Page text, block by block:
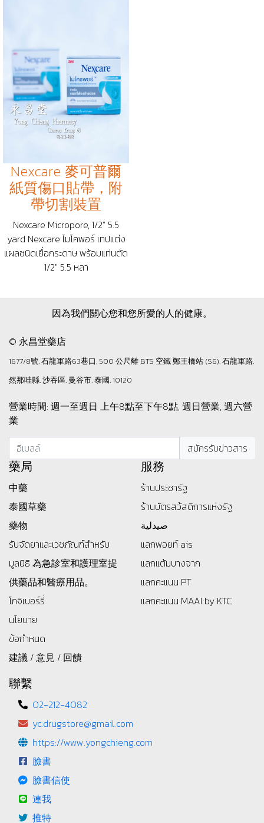
Nexcare 麥可普爾
紙質傷口貼帶，附
帶切割裝置
Nexcare Micropore, 1/2" 5.5
yard Nexcare ไมโคพอร์ เทปแต่ง
แผลชนิดเยื่อกระดาษ พร้อมแท่นตัด
1/2" 5.5 หลา
因為我們關心您和您所愛的人的健康。
© 永昌堂藥店
1677/8號, 石龍軍路63巷口, 500 公尺離 BTS 空鐵 鄭王橋站 (S6), 石龍軍路,
然那哇縣, 沙吞區, 曼谷市, 泰國, 10120
營業時間: 週一至週日 上午8點至下午8點, 週日營業, 週六營
業
藥局
中藥
泰國草藥
藥物
รับจัดยาและเวชภัณฑ์สำหรับ
มูลนิธิ 為急診室和護理室提
供藥品和醫療用品。
โกจิเบอร์รี่
นโยบาย
ข้อกำหนด
建議 / 意見 / 回饋
服務
ร้านประชารัฐ
ร้านบัตรสว้สดิการแห่งรัฐ
صيدلية
แลกพอยท์ ais
แลกแต้มบางจาก
แลกคะแนน PT
แลกคะแนน MAAI by KTC
聯繫
02-212-4082
yc.drugstore@gmail.com
https://www.yongchieng.com
臉書
臉書信使
連我
推特